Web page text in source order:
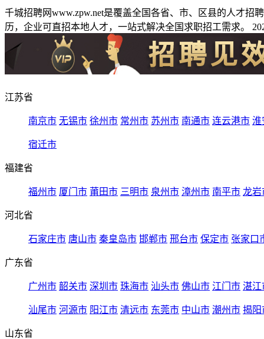
千城招聘网www.zpw.net是覆盖全国各省、市、区县的人才
历，企业可直招本地人才，一站式解决全国求职招工需求。
江苏省
南京市 无锡市 徐州市 常州市 苏州市 南通市 连云港市 淮
宿迁市
福建省
福州市 厦门市 莆田市 三明市 泉州市 漳州市 南平市 龙岩
河北省
石家庄市 唐山市 秦皇岛市 邯郸市 邢台市 保定市 张家口
广东省
广州市 韶关市 深圳市 珠海市 汕头市 佛山市 江门市 湛江
汕尾市 河源市 阳江市 清远市 东莞市 中山市 潮州市 揭阳
山东省